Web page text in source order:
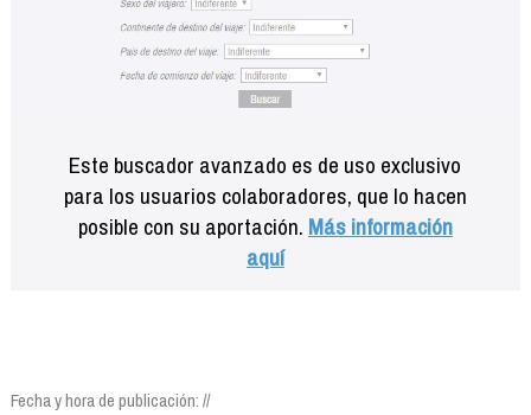
Este buscador avanzado es de uso exclusivo
para los usuarios colaboradores, que lo hacen
posible con su aportación. Más información
aquí
Fecha y hora de publicación: //